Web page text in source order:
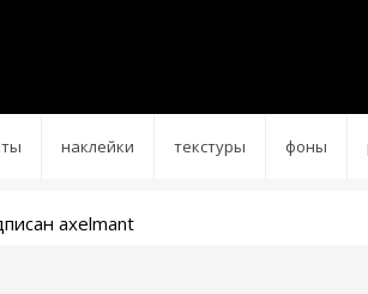
наклейки текстуры фоны
axelmant